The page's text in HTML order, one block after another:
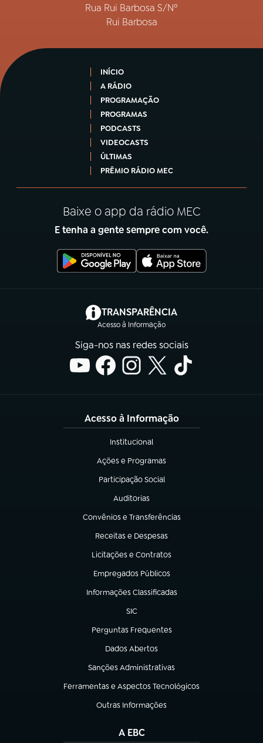
Rua Rui Barbosa S/Nº
Rui Barbosa
INÍCIO
A RÁDIO
PROGRAMAÇÃO
PROGRAMAS
PODCASTS
VIDEOCASTS
ÚLTIMAS
PRÊMIO RÁDIO MEC
Baixe o app da rádio MEC
E tenha a gente sempre com você.
TRANSPARÊNCIA
Acesso à Informação
(abre em nova aba)
Siga-nos nas redes sociais
Acesso à Informação
Institucional
(abre em nova aba)
Ações e Programas
(abre em nova aba)
Participação Social
(abre em nova aba)
Auditorias
(abre em nova aba)
Convênios e Transferências
(abre em nova aba)
Receitas e Despesas
(abre em nova aba)
Licitações e Contratos
(abre em nova aba)
Empregados Públicos
(abre em nova aba)
Informações Classificadas
(abre em nova aba)
SIC
(abre em nova aba)
Perguntas Frequentes
(abre em nova aba)
Dados Abertos
(abre em nova aba)
Sanções Administrativas
(abre em nova aba)
Ferramentas e Aspectos Tecnológicos
(abre em nova aba)
Outras Informações
(abre em nova aba)
A EBC